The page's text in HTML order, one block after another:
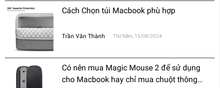
Cách Chọn túi Macbook phù hợp
Trần Văn Thành Thứ Năm, 15/08/2024
Có nên mua Magic Mouse 2 để sử dụng
cho Macbook hay chỉ mua chuột thông